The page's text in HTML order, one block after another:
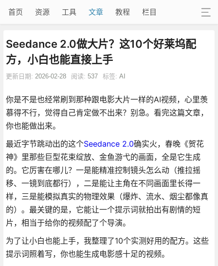
首页 资源 工具 文章 教程 栏目
Seedance 2.0做大片？这10个好莱坞配
方，小白也能直接上手
更新日期: 2026-02-28 阅读: 537 标签: AI
你是不是也经常刷到那种跟电影大片一样的AI视频，心里羡
慕得不行，觉得自己肯定做不出来？别急。看完这篇文章，
你也能做出来。
最近字节跳动出的这个Seedance 2.0确实火，春晚《贺花
神》里那些巨型花束绽放、金鱼游弋的画面，全是它生成
的。它厉害在哪儿？一是能精准控制镜头怎么动（推拉摇
移、一镜到底都行），二是能让主角在不同画面里长得一
样，三是能模拟真实的物理效果（爆炸、流水、烟尘都像真
的）。最关键的是，它能让一个提示词就拍出有剧情的短
片，相当于给你的视频配了个导演。
为了让小白也能上手，我整理了10个实测好用的配方。这些
提示词照着写，你也能生成电影感十足的视频。